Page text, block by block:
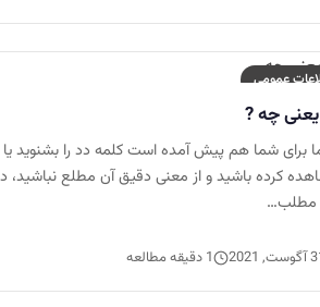
عمومی
چه ?
برای شما هم پیش آمده است کلمه دد را بشنوید یا
کرده باشید و از معنی دقیق آن مطلع نباشید،
مطلب…
2021 1 دقیقه مطالعه